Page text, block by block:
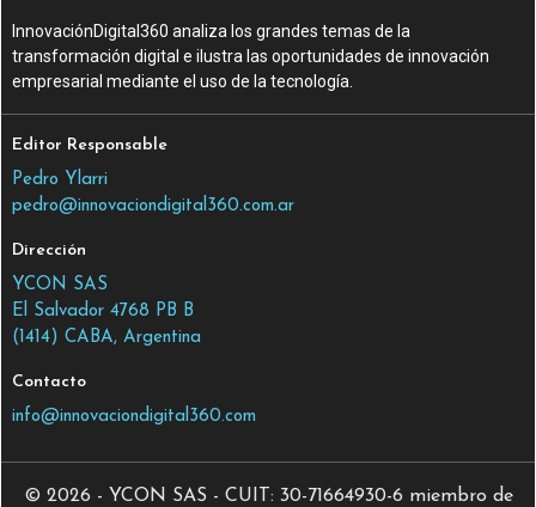
InnovaciónDigital360 analiza los grandes temas de la
transformación digital e ilustra las oportunidades de innovación
empresarial mediante el uso de la tecnología.
Editor Responsable
Pedro Ylarri
pedro@innovaciondigital360.com.ar
Dirección
YCON SAS
El Salvador 4768 PB B
(1414) CABA, Argentina
Contacto
info@innovaciondigital360.com
© 2026 - YCON SAS - CUIT: 30-71664930-6 miembro de